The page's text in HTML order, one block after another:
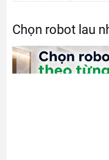
Chọn robot lau